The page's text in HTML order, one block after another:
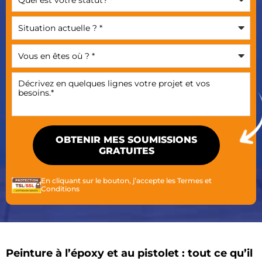
En cliquant sur le bouton, j’accepte les Termes et
Conditions
Peinture à l’époxy et au pistolet : tout ce qu’il